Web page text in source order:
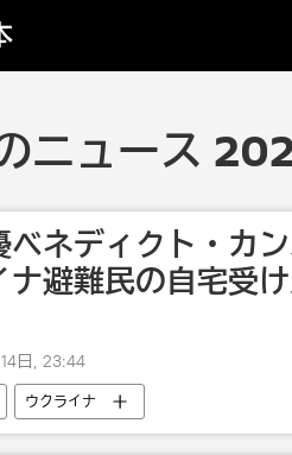
ニュース
ベネディクト・カ
ナ避難民の自宅受
日, 23:44
ウクライナ